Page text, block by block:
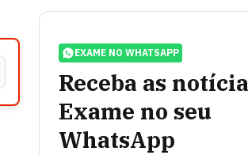
EXAME NO WHATSAPP
Receba as
Exame no seu
WhatsApp